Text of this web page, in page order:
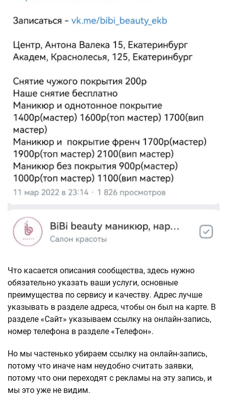
Что касается описания сообщества, здесь нужно
обязательно указать ваши услуги, основные
преимущества по сервису и качеству. Адрес лучше
указывать в разделе адреса, чтобы он был на карте. В
разделе «Сайт» указываем ссылку на онлайн-запись,
номер телефона в разделе «Телефон».
Но мы частенько убираем ссылку на онлайн-запись,
потому что иначе нам неудобно считать заявки,
потому что они переходят с рекламы на эту запись, и
мы это уже не видим.